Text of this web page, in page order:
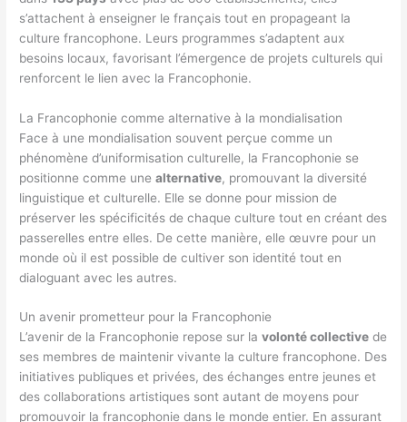
s’attachent à enseigner le français tout en propageant la
culture francophone. Leurs programmes s’adaptent aux
besoins locaux, favorisant l’émergence de projets culturels qui
renforcent le lien avec la Francophonie.
La Francophonie comme alternative à la mondialisation
Face à une mondialisation souvent perçue comme un
phénomène d’uniformisation culturelle, la Francophonie se
positionne comme unealternative, promouvant la diversité
linguistique et culturelle. Elle se donne pour mission de
préserver les spécificités de chaque culture tout en créant des
passerelles entre elles. De cette manière, elle œuvre pour un
monde où il est possible de cultiver son identité tout en
dialoguant avec les autres.
Un avenir prometteur pour la Francophonie
L’avenir de la Francophonie repose sur lavolonté collective de
ses membres de maintenir vivante la culture francophone. Des
initiatives publiques et privées, des échanges entre jeunes et
des collaborations artistiques sont autant de moyens pour
promouvoir la francophonie dans le monde entier. En assurant